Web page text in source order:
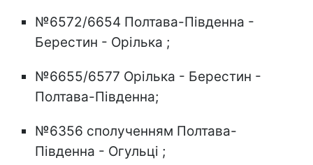
№6572/6654 Полтава-Південна -
Берестин - Орілька ;
№6655/6577 Орілька - Берестин -
Полтава-Південна;
№6356 сполученням Полтава-
Південна - Огульці ;